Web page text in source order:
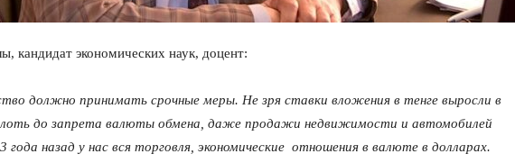
кандидат экономических наук, доцент:
должно принимать срочные меры. Не зря ставки вложения в тенге выросли в
до запрета валюты обмена, даже продажи недвижимости и автомобилей
года назад у нас вся торговля, экономические отношения в валюте в долларах.